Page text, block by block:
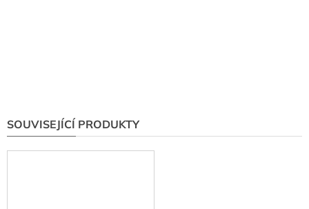
SOUVISEJÍCÍ PRODUKTY